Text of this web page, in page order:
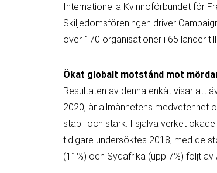
Internationella Kvinnoförbundet för
Skiljedomsföreningen driver
över 170 organisationer i 65 länder
Ökat globalt motstånd mot
Resultaten av denna enkät visar att
2020, är allmänhetens medvetenhet
stabil och stark. I själva verket
tidigare undersöktes 2018, med de
(11%) och Sydafrika (upp 7%) följt